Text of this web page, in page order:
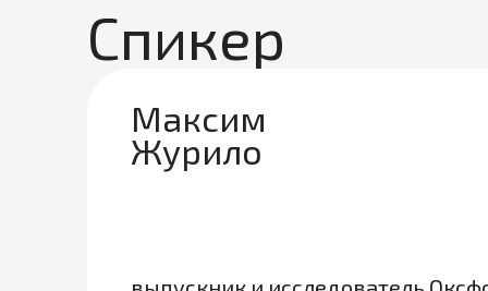
Спикер
Максим
Журило